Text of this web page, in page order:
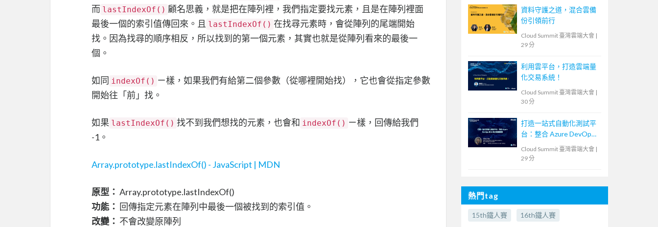
而 lastIndexOf() 顧名思義，就是把在陣列裡，我們指定要找元素，且是在陣列裡面
最後一個的索引值傳回來。且 lastIndexOf() 在找尋元素時，會從陣列的尾端開始
找。因為找尋的順序相反，所以找到的第一個元素，其實也就是從陣列看來的最後一
個。
如同 indexOf() ㄧ樣，如果我們有給第二個參數（從哪裡開始找），它也會從指定參數
開始往「前」找。
如果 lastIndexOf() 找不到我們想找的元素，也會和 indexOf() ㄧ樣，回傳給我們
-1。
Array.prototype.lastIndexOf() - JavaScript | MDN
原型： Array.prototype.lastIndexOf()
功能： 回傳指定元素在陣列中最後一個被找到的索引值。
改變： 不會改變原陣列
資料守護之道，混合雲備
份引領前行
Cloud Summit 臺灣雲端大會 |
29 分
利用雲平台，打造雲端量
化交易系統！
Cloud Summit 臺灣雲端大會 |
30 分
打造一站式自動化測試平
台：整合 Azure DevOps
與 AI 助力敏捷開發
Cloud Summit 臺灣雲端大會 |
29 分
熱門tag
15th鐵人賽 16th鐵人賽